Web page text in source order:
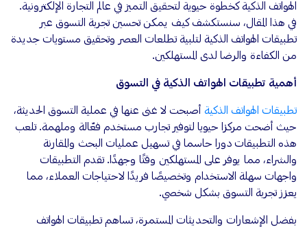
الهواتف الذكية كخطوة حيوية لتحقيق التميز في عالم التجارة الإلكترونية.
في هذا المقال، سنستكشف كيف يمكن تحسين تجربة التسوق عبر
تطبيقات الهواتف الذكية لتلبية تطلعات العصر وتحقيق مستويات جديدة
من الكفاءة والرضا لدى المستهلكين.
أهمية تطبيقات الهواتف الذكية في التسوق
تطبيقات الهواتف الذكية أصبحت لا غنى عنها في عملية التسوق الحديثة،
حيث أضحت مركزا حيويا لتوفير تجارب مستخدم فعّالة وملهمة. تلعب
هذه التطبيقات دورا حاسما في تسهيل عمليات البحث والمقارنة
والشراء، مما يوفر على المستهلكين وقتًا وجهدًا. تقدم التطبيقات
واجهات سهلة الاستخدام وتخصيصًا فريدًا لاحتياجات العملاء، مما
يعزز تجربة التسوق بشكل شخصي.
بفضل الإشعارات والتحديثات المستمرة، تساهم تطبيقات الهواتف